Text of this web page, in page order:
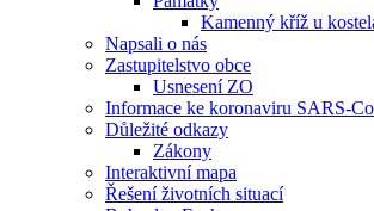
Kamenný kříž u
Napsali o nás
Zastupitelstvo obce
Usnesení ZO
Informace ke koronaviru SARS-
Důležité odkazy
Zákony
Interaktivní mapa
Řešení životních situací